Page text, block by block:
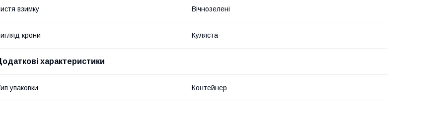
взимку Вічнозелені
крони Куляста
характеристики
упаковки Контейнер